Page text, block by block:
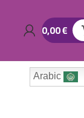
0,00€
Arabic